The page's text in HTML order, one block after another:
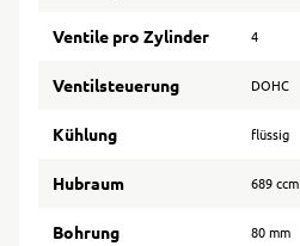
Ventile pro Zylinder 4
Ventilsteuerung DOHC
Kühlung flüssig
Hubraum 689 ccm
Bohrung 80 mm